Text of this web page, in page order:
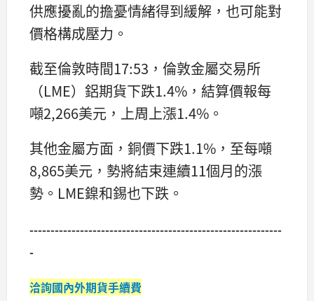
供應擾亂的擔憂情緒得到緩解，也可能對
價格構成壓力。
截至倫敦時間17:53，倫敦金屬交易所
（LME）鋁期貨下跌1.4%，結算價報每
噸2,266美元，上周上漲1.4%。
其他金屬方面，銅價下跌1.1%，至每噸
8,865美元，勢將結束連續11個月的漲
勢。LME鎳和錫也下跌。
------------------------------------------------------------
-
洽詢國內外期貨手續費